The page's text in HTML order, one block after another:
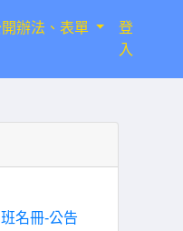
辦法、表單
登
入
名冊-公告